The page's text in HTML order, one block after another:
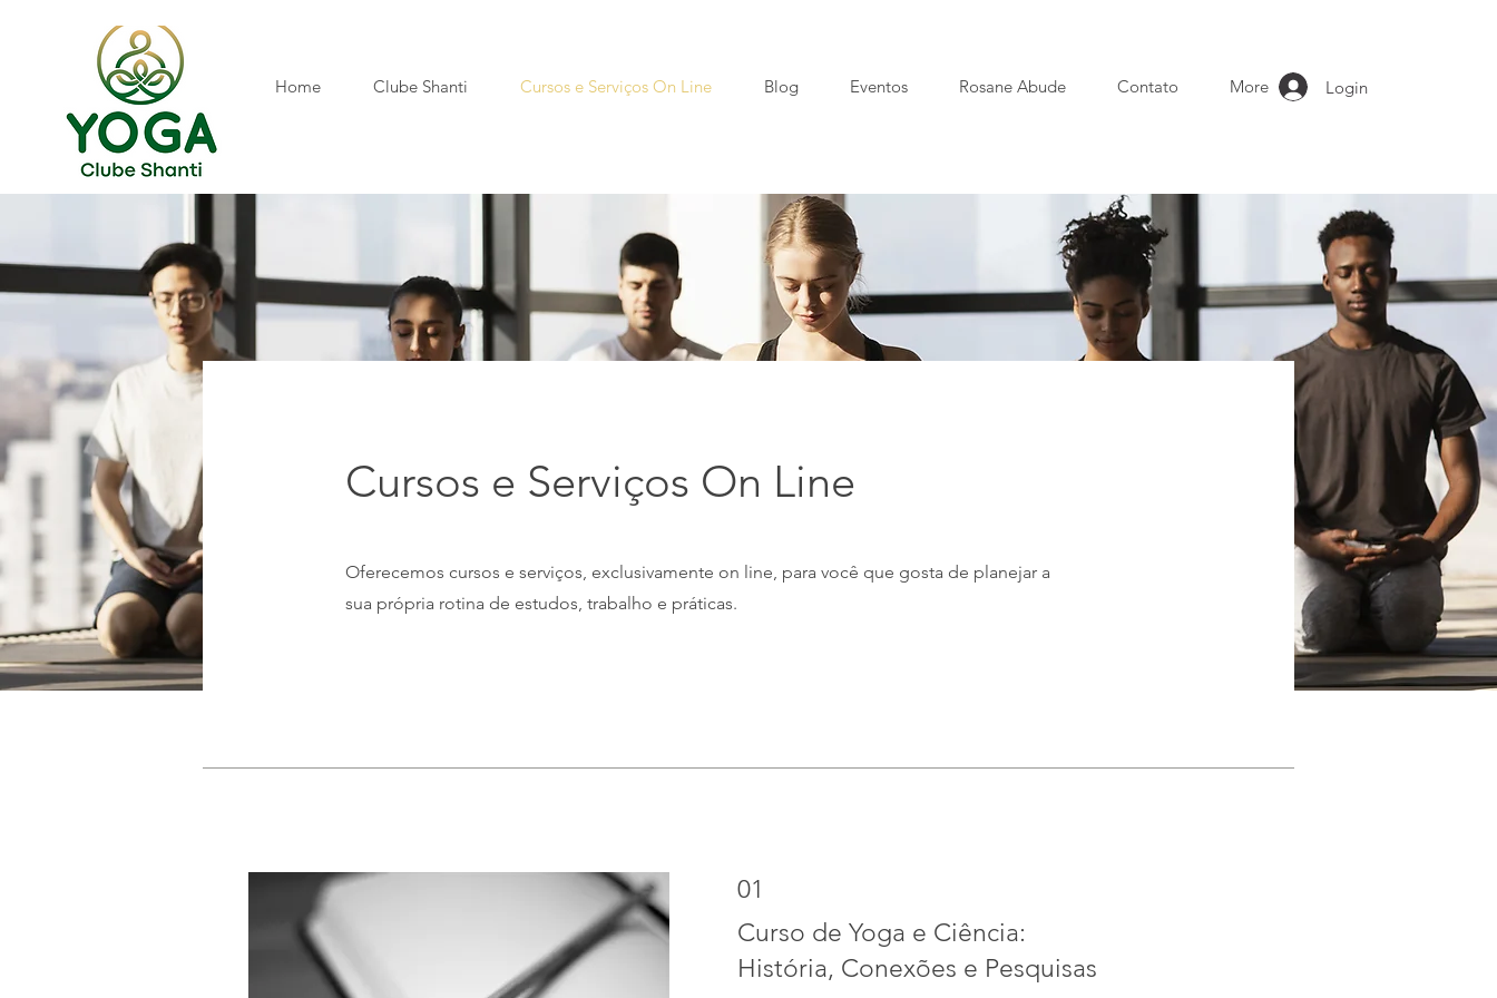
Login
Cursos e Serviços On Line
Oferecemos cursos e serviços, exclusivamente on line, para você que gosta de planejar a
sua própria rotina de estudos, trabalho e práticas.
01
Curso de Yoga e Ciência:
História, Conexões e Pesquisas
Home Clube Shanti Cursos e Serviços On Line Blog Eventos Rosane Abude Contato More